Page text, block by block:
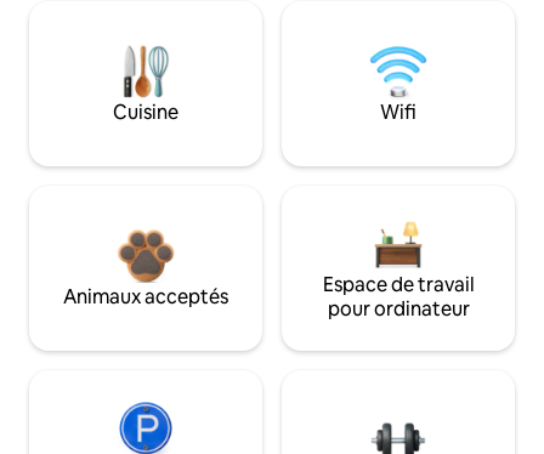
Cuisine Wifi
Animaux acceptés
Espace de travail
pour ordinateur